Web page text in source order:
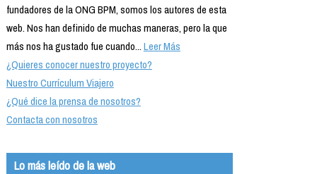
fundadores de la ONG BPM, somos los autores de esta
web. Nos han definido de muchas maneras, pero la que
más nos ha gustado fue cuando...Leer Más
¿Quieres conocer nuestro proyecto?
Nuestro Currículum Viajero
¿Qué dice la prensa de nosotros?
Contacta con nosotros
Lo más leído de la web